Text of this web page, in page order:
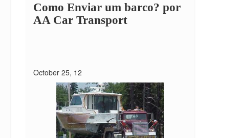
Como Enviar um barco? por
AA Car Transport
October 25, 12